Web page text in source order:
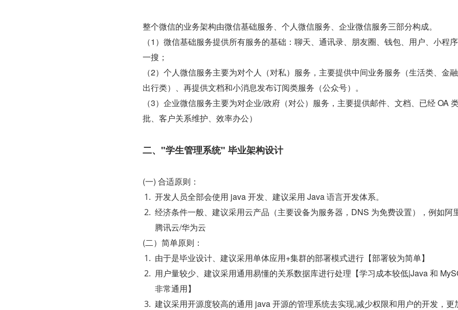
整个微信的业务架构由微信基础服务、个人微信服务、企业微信服务三部分构成。
（1）微信基础服务提供所有服务的基础：聊天、通讯录、朋友圈、钱包、用户、小程
一搜；
（2）个人微信服务主要为对个人（对私）服务，主要提供中间业务服务（生活类、金
出行类）、再提供文档和小消息发布订阅类服务（公众号）。
（3）企业微信服务主要为对企业/政府（对公）服务，主要提供邮件、文档、已经 OA
批、客户关系维护、效率办公）
二、"学生管理系统" 毕业架构设计
(一) 合适原则：
开发人员全部会使用 java 开发、建议采用 Java 语言开发体系。
经济条件一般、建议采用云产品（主要设备为服务器，DNS 为免费设置），例如阿
腾讯云/华为云
(二）简单原则：
由于是毕业设计、建议采用单体应用+集群的部署模式进行【部署较为简单】
用户量较少、建议采用通用易懂的关系数据库进行处理【学习成本较低|Java 和
非常通用】
建议采用开源度较高的通用 java 开源的管理系统去实现,减少权限和用户的开发，更